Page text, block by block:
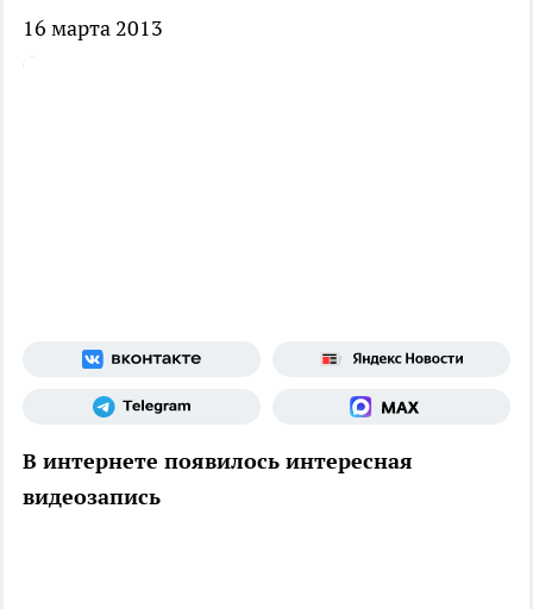
16 марта 2013
В интернете появилось интересная
видеозапись